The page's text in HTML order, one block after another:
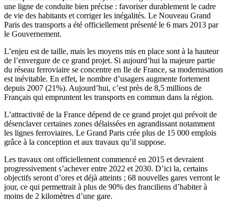
une ligne de conduite bien précise : favoriser durablement le cadre
de vie des habitants et corriger les inégalités. Le Nouveau Grand
Paris des transports a été officiellement présenté le 6 mars 2013 par
le Gouvernement.
L’enjeu est de taille, mais les moyens mis en place sont à la hauteur
de l’envergure de ce grand projet. Si aujourd’hui la majeure partie
du réseau ferroviaire se concentre en Ile de France, sa modernisation
est inévitable. En effet, le nombre d’usagers augmente fortement
depuis 2007 (21%). Aujourd’hui, c’est près de 8,5 millions de
Français qui empruntent les transports en commun dans la région.
L’attractivité de la France dépend de ce grand projet qui prévoit de
désenclaver certaines zones délaissées en agrandissant notamment
les lignes ferroviaires. Le Grand Paris crée plus de 15 000 emplois
grâce à la conception et aux travaux qu’il suppose.
Les travaux ont officiellement commencé en 2015 et devraient
progressivement s’achever entre 2022 et 2030. D’ici la, certains
objectifs seront d’ores et déjà atteints ; 68 nouvelles gares verront le
jour, ce qui permettrait à plus de 90% des franciliens d’habiter à
moins de 2 kilomètres d’une gare.